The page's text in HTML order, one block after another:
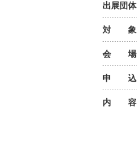
出展団体
対 象
会 場
申 込
内 容